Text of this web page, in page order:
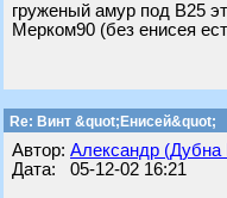
груженый амур под В25
Мерком90 (без енисея
Re: Винт &quot;Енисей&quot;
Автор: Александр
Дата: 05-12-02 16:21